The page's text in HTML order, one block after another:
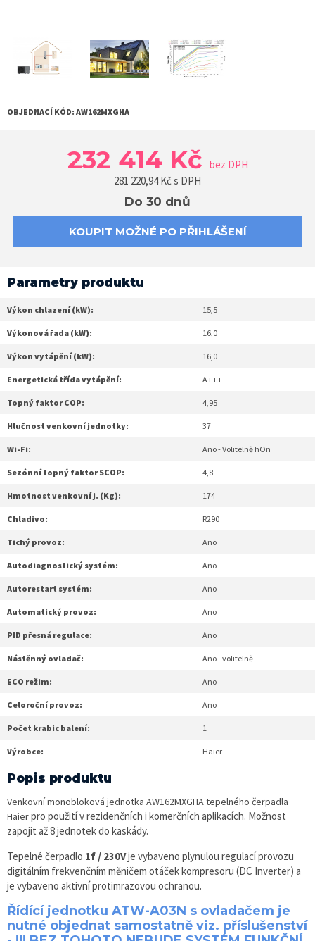
OBJEDNACÍ KÓD: AW162MXGHA
232 414 Kč bez DPH
281 220,94Kč s DPH
Do 30 dnů
KOUPIT MOŽNÉ PO PŘIHLÁŠENÍ
Parametry produktu
Výkon chlazení (kW): 15,5
Výkonová řada (kW): 16,0
Výkon vytápění (kW): 16,0
Energetická třída vytápění: A+++
Topný faktor COP: 4,95
Hlučnost venkovní jednotky: 37
Wi-Fi: Ano - Volitelně hOn
Sezónní topný faktor SCOP: 4,8
Hmotnost venkovní j. (Kg): 174
Chladivo: R290
Tichý provoz: Ano
Autodiagnostický systém: Ano
Autorestart systém: Ano
Automatický provoz: Ano
PID přesná regulace: Ano
Nástěnný ovladač: Ano - volitelně
ECO režim: Ano
Celoroční provoz: Ano
Počet krabic balení: 1
Výrobce: Haier
Popis produktu
Venkovní monobloková jednotka AW162MXGHA tepelného čerpadla
Haierpro použití v rezidenčních i komerčních aplikacích. Možnost
zapojit až 8 jednotek do kaskády.
Tepelné čerpadlo 1f / 230Vje vybaveno plynulou regulací provozu
digitálním frekvenčním měničem otáček kompresoru (DC Inverter) a
je vybaveno aktivní protimrazovou ochranou.
Řídící jednotku ATW-A03N s ovladačem je
nutné objednat samostatně viz. příslušenství